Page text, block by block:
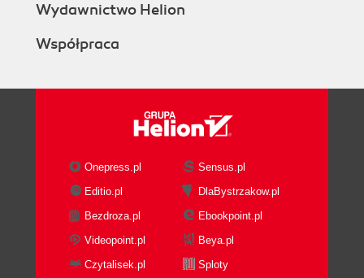
Wydawnictwo Helion
Współpraca
Onepress.pl
Sensus.pl
Editio.pl
DlaBystrzakow.pl
Bezdroza.pl
Ebookpoint.pl
Videopoint.pl
Beya.pl
Czytalisek.pl
Sploty